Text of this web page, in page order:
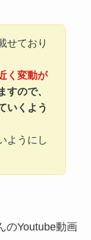
せており
く変動が
すので、
いくよう
ようにし
のYoutube動画